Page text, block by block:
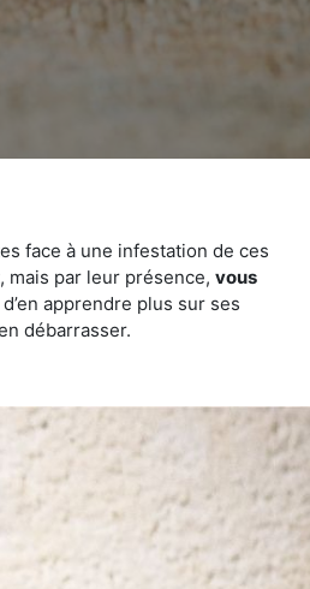
face à une infestation de ces
mais par leur présence, vous
apprendre plus sur ses
débarrasser.